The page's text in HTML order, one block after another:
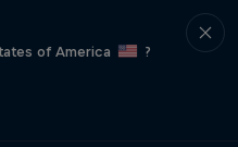
of America
?